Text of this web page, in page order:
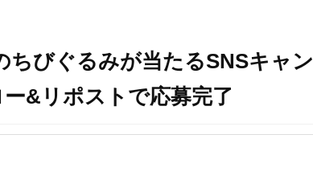
ちびぐるみが当たるSNSキャン
&リポストで応募完了